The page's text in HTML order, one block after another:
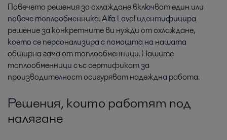
Повечето решения за охлаждане включват един или
повече топлообменника. Alfa Laval идентифицира
решение за конкретните ви нужди от охлаждане,
което се персонализира с помощта на нашата
обширна гама от топлообменници. Нашите
топлообменници със сертификат за
производителност осигуряват надеждна работа.
Решения, които работят под
налягане